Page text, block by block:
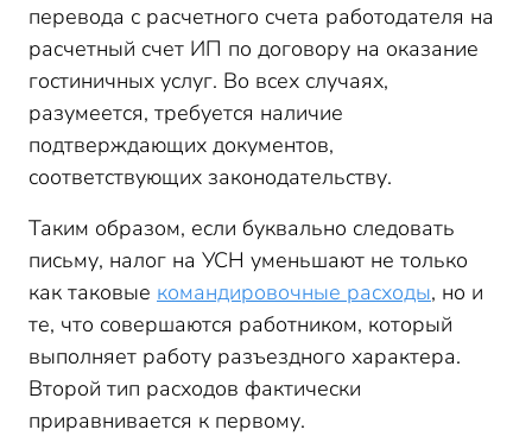
перевода с расчетного счета работодателя на
расчетный счет ИП по договору на оказание
гостиничных услуг. Во всех случаях,
разумеется, требуется наличие
подтверждающих документов,
соответствующих законодательству.
Таким образом, если буквально следовать
письму, налог на УСН уменьшают не только
как таковые командировочные расходы, но и
те, что совершаются работником, который
выполняет работу разъездного характера.
Второй тип расходов фактически
приравнивается к первому.